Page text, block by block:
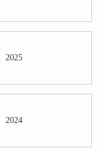
2025
2024